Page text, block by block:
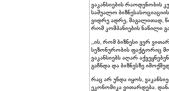
ვაკანსიების რაოდენობის
საშუალო
ვიდრე ადრე, მაგალითად,
რომ კომპანიების ნაწილი
,,ის, რომ ბიზნესი ვერ
სეზონურობის ფაქტორიც
ვაკანსიებს აღარ
გაჩნდა და ბიზნესზე
რაც არ უნდა იყოს,
ეკონომიკა ვითარდება.